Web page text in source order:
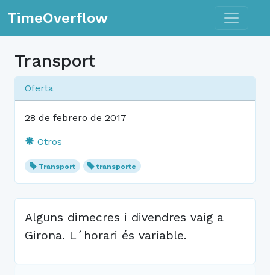
TimeOverflow Toggle
Transport
Oferta
28 de febrero de 2017
Otros
Transport transporte
Alguns dimecres i divendres vaig a
Girona. L´horari és variable.